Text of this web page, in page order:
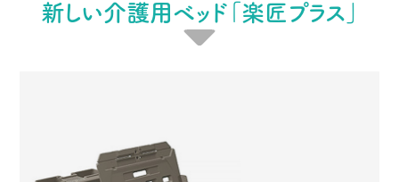
新しい介護用ベッド「楽匠プラス」